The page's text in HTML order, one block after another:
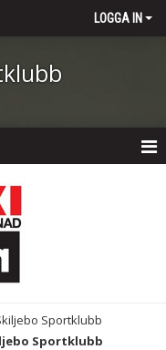
LOGGA IN
Sportklubb